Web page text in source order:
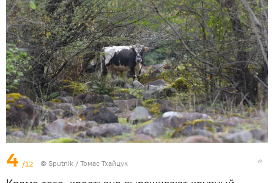
4 /12 © Sputnik / Томас Тхайцук